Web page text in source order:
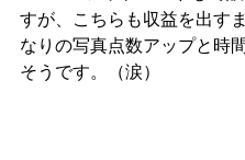
すが、こちらも収益を出す
なりの写真点数アップと時
そうです。（涙）